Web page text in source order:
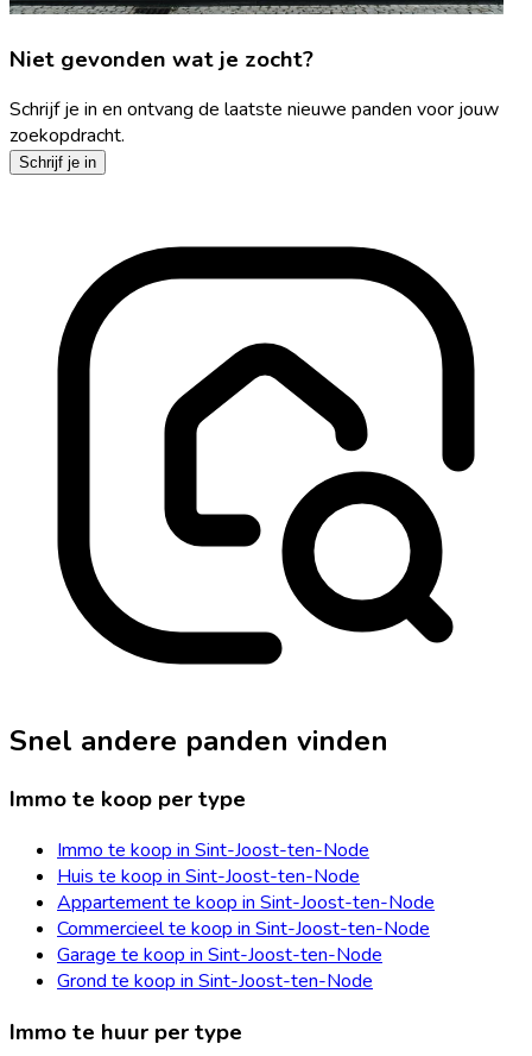
Niet gevonden wat je zocht?
Schrijf je in en ontvang de laatste nieuwe panden voor jouw
zoekopdracht.
Schrijf je in
Snel andere panden vinden
Immo te koop per type
Immo te koop in Sint-Joost-ten-Node
Huis te koop in Sint-Joost-ten-Node
Appartement te koop in Sint-Joost-ten-Node
Commercieel te koop in Sint-Joost-ten-Node
Garage te koop in Sint-Joost-ten-Node
Grond te koop in Sint-Joost-ten-Node
Immo te huur per type